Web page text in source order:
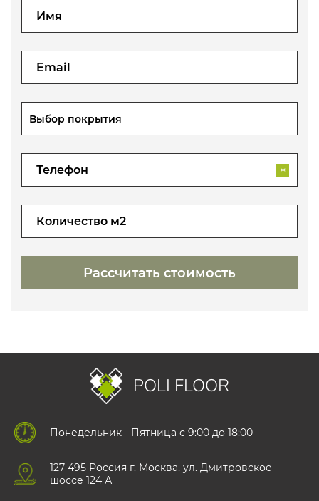
Выбор покрытия
*
POLI FLOOR
Понедельник - Пятница с 9:00 до 18:00
127 495 Роccия г. Москва, ул. Дмитровское
шоссе 124 А